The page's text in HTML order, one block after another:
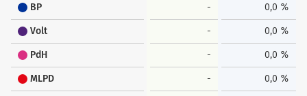
BP - 0,0 %
Volt - 0,0 %
PdH - 0,0 %
MLPD - 0,0 %